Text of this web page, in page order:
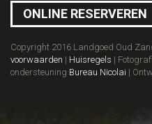
ONLINE RESERVEREN
Copyright 2016 Landgoed Oud
voorwaarden | Huisregels |
ondersteuning Bureau Nicolai |